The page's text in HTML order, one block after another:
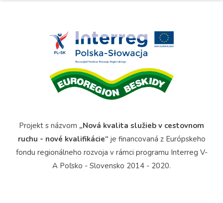
Projekt s názvom „Nová kvalita služieb v cestovnom
ruchu - nové kvalifikácie“ je financovaná z Európskeho
fondu regionálneho rozvoja v rámci programu Interreg V-
A Poľsko - Slovensko 2014 - 2020.